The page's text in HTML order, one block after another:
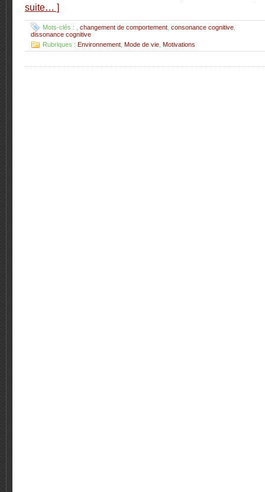
suite… ]
Mots-clés : changement de comportement consonance cognitive
dissonance cognitive
Rubriques : Environnement Mode de vie Motivations